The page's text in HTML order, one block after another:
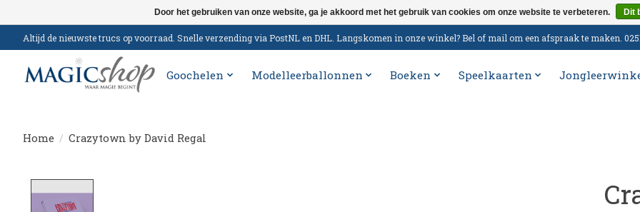
Altijd de nieuwste trucs op voorraad. Snelle verzending via PostNL en DHL. Langskomen in onze winkel? Bel of mail om een afspraak te maken.
Goochelen Modelleerballonnen Boeken Speelkaarten
Home / Crazytown by David Regal
Door het gebruiken van onze website, ga je akkoord met het gebruik van cookies om onze website te verbeteren. Dit